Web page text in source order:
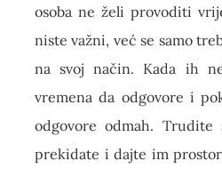
osoba ne želi provoditi
niste važni, već se samo
na svoj način. Kada ih
vremena da odgovore i
odgovore odmah. Trudite
prekidate i dajte im